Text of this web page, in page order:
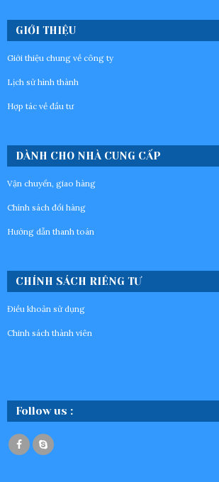
GIỚI THIỆU
Giới thiệu chung về công ty
Lịch sử hình thành
Hợp tác về đầu tư
DÀNH CHO NHÀ CUNG CẤP
Vận chuyển, giao hàng
Chính sách đổi hàng
Hướng dẫn thanh toán
CHÍNH SÁCH RIÊNG TƯ
Điều khoản sử dụng
Chinh sách thành viên
Follow us :